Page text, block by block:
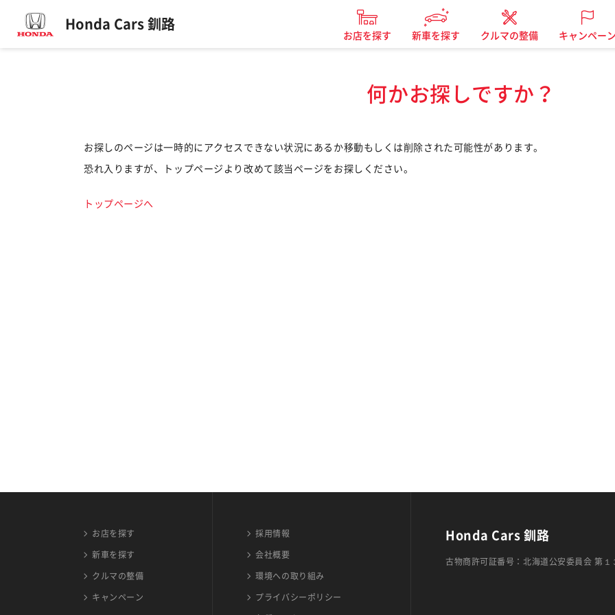
Honda Cars 釧路
お店を探す 新車を探す クルマの整備 キャンペーン
何かお探しですか？
お探しのページは一時的にアクセスできない状況にあるか移動もしくは削除された可能性があります。
恐れ入りますが、トップページより改めて該当ページをお探しください。
トップページへ
お店を探す
新車を探す
クルマの整備
キャンペーン
採用情報
会社概要
環境への取り組み
プライバシーポリシー
Honda Cars 釧路
古物商許可証番号：北海道公安委員会 第